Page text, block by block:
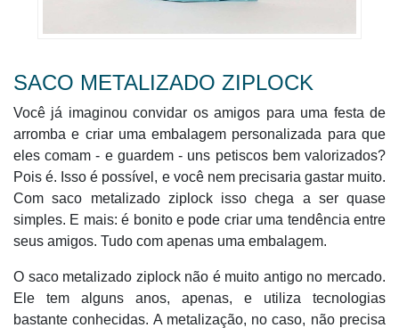
SACO METALIZADO ZIPLOCK
Você já imaginou convidar os amigos para uma festa de
arromba e criar uma embalagem personalizada para que
eles comam - e guardem - uns petiscos bem valorizados?
Pois é. Isso é possível, e você nem precisaria gastar muito.
Com saco metalizado ziplock isso chega a ser quase
simples. E mais: é bonito e pode criar uma tendência entre
seus amigos. Tudo com apenas uma embalagem.
O saco metalizado ziplock não é muito antigo no mercado.
Ele tem alguns anos, apenas, e utiliza tecnologias
bastante conhecidas. A metalização, no caso, não precisa